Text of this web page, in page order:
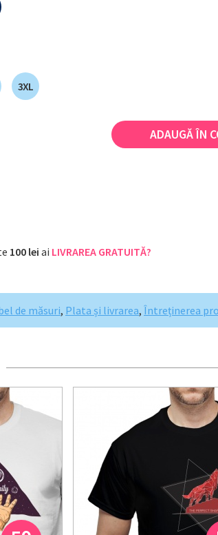
3XL
ADAUGĂ ÎN
100 lei ai LIVRAREA GRATUITĂ?
de măsuri, Plata și livrarea, Întreținerea